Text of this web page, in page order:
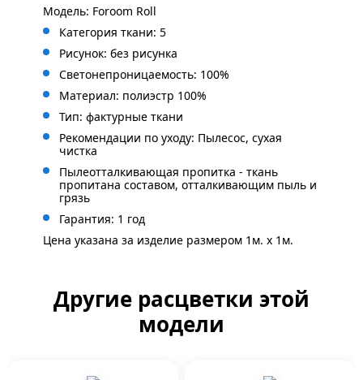
Модель: Foroom Roll
Категория ткани: 5
Рисунок: без рисунка
Светонепроницаемость: 100%
Материал: полиэстр 100%
Тип: фактурные ткани
Рекомендации по уходу: Пылесос, сухая
чистка
Пылеотталкивающая пропитка - ткань
пропитана составом, отталкивающим пыль и
грязь
Гарантия: 1 год
Цена указана за изделие размером 1м. x 1м.
Другие расцветки этой
модели